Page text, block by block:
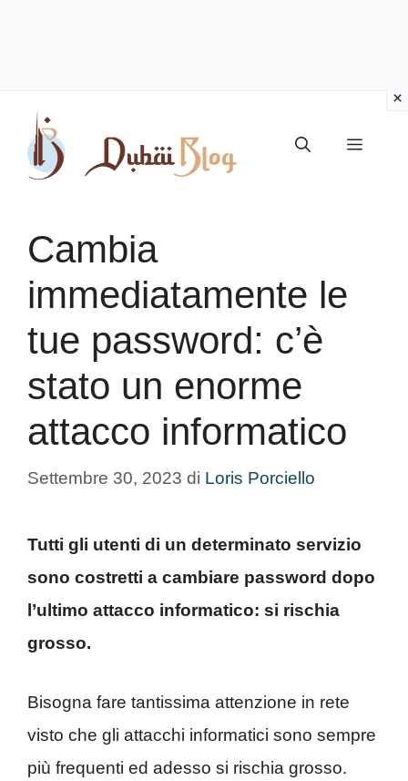
contenuto
Menu
Cambia
immediatamente le
tue password: c’è
stato un enorme
attacco informatico
Settembre 30, 2023 di Loris Porciello
Tutti gli utenti di un determinato servizio
sono costretti a cambiare password dopo
l’ultimo attacco informatico: si rischia
grosso.
Bisogna fare tantissima attenzione in rete
visto che gli attacchi informatici sono sempre
più frequenti ed adesso si rischia grosso.